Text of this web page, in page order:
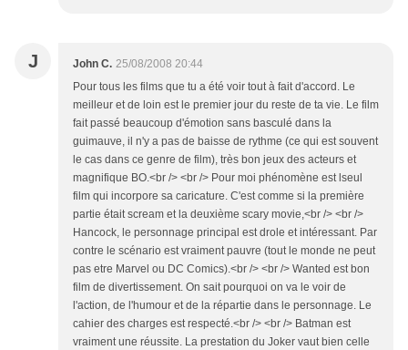
J John C. 25/08/2008 20:44
Pour tous les films que tu a été voir tout à fait d'accord. Le
meilleur et de loin est le premier jour du reste de ta vie. Le film
fait passé beaucoup d'émotion sans basculé dans la
guimauve, il n'y a pas de baisse de rythme (ce qui est souvent
le cas dans ce genre de film), très bon jeux des acteurs et
magnifique BO.<br /> <br /> Pour moi phénomène est lseul
film qui incorpore sa caricature. C'est comme si la première
partie était scream et la deuxième scary movie,<br /> <br />
Hancock, le personnage principal est drole et intéressant. Par
contre le scénario est vraiment pauvre (tout le monde ne peut
pas etre Marvel ou DC Comics).<br /> <br /> Wanted est bon
film de divertissement. On sait pourquoi on va le voir de
l'action, de l'humour et de la répartie dans le personnage. Le
cahier des charges est respecté.<br /> <br /> Batman est
vraiment une réussite. La prestation du Joker vaut bien celle